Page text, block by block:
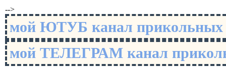
-->
мой ЮТУБ канал
мой ТЕЛЕГРАМ канал